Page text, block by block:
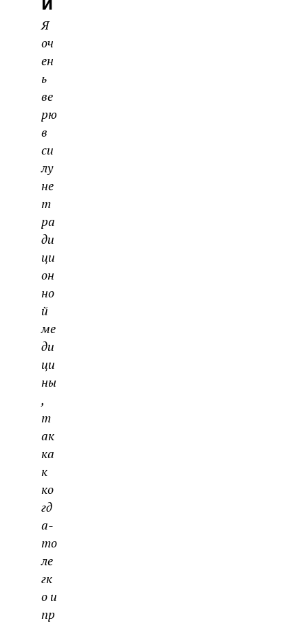
Я
оч
ен
ь
ве
рю
в
си
лу
не
т
ра
ди
ци
он
но
й
ме
ди
ци
ны
,
т
ак
ка
к
ко
гд
а-
то
ле
гк
о и
пр